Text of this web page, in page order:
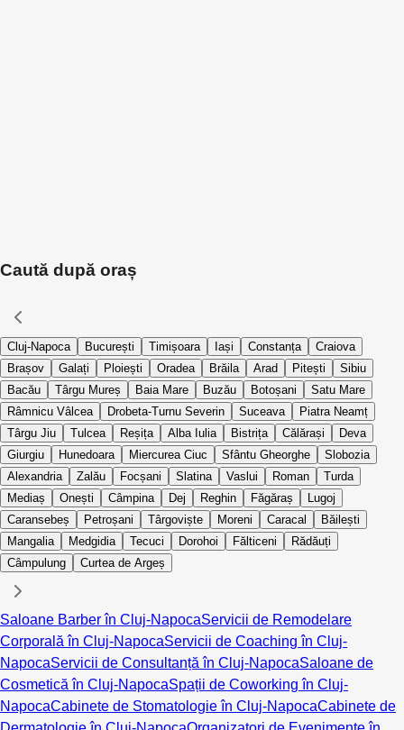
Caută după oraș
Cluj-Napoca București Timișoara Iași Constanța
Craiova
Brașov
Galați Ploiești Oradea Brăila Arad Pitești
Sibiu
Bacău
Târgu Mureș Baia Mare Buzău Botoșani
Satu Mare
Râmnicu Vâlcea
Drobeta-Turnu Severin Suceava
Piatra Neamț
Târgu Jiu
Tulcea Reșița Alba Iulia Bistrița Călărași
Deva
Giurgiu
Hunedoara Miercurea Ciuc Sfântu Gheorghe
Slobozia
Alexandria
Zalău Focșani Slatina Vaslui Roman
Turda
Mediaș
Onești Câmpina Dej Reghin Făgăraș
Lugoj
Caransebeș
Petroșani Târgoviște Moreni Caracal
Băilești
Mangalia
Medgidia Tecuci Dorohoi Fălticeni
Rădăuți
Câmpulung
Curtea de Argeș
Saloane Barber în Cluj-NapocaServicii de Remodelare
Corporală în Cluj-NapocaServicii de Coaching în Cluj-
NapocaServicii de Consultanță în Cluj-NapocaSaloane de
Cosmetică în Cluj-NapocaSpații de Coworking în Cluj-
NapocaCabinete de Stomatologie în Cluj-NapocaCabinete de